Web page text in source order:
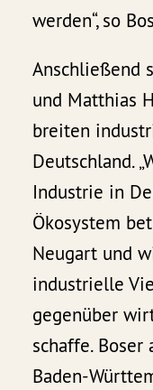
werden“, so
Anschließend
und Matthias
breiten
Deutschland.
Industrie in
Ökosystem
Neugart und
industrielle
gegenüber
schaffe. Boser
Baden-